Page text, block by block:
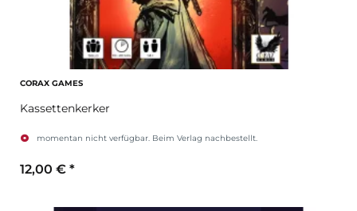
CORAX GAMES
Kassettenkerker
momentan nicht verfügbar. Beim Verlag nachbestellt.
12,00 € *